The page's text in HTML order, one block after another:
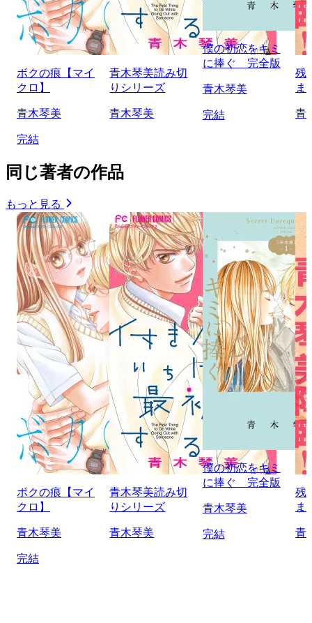
ボクの痕【マイ
クロ】
青木琴美
完結
青木琴美読み切
りシリーズ
青木琴美
僕の初恋をキミ
に捧ぐ 完全版
青木琴美
完結
残
ま
青
同じ著者の作品
もっと見る
ボクの痕【マイ
クロ】
青木琴美
完結
青木琴美読み切
りシリーズ
青木琴美
僕の初恋をキミ
に捧ぐ 完全版
青木琴美
完結
残
ま
青